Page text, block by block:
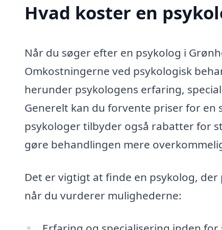
Hvad koster en
Når du søger efter en psykolog i
Omkostningerne ved psykologisk
herunder psykologens erfaring,
Generelt kan du forvente priser for en
psykologer tilbyder også rabatter for
gøre behandlingen mere
Det er vigtigt at finde en psykolog, der
når du vurderer mulighederne: